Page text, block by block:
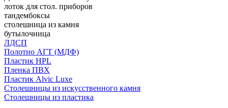
лоток для стол. приборов
тандембоксы
столешница из камня
бутылочница
ЛДСП
Полотно АГТ (МДФ)
Пластик HPL
Пленка ПВХ
Пластик Alvic Luxe
Столешницы из искусственного камня
Столешницы из пластика